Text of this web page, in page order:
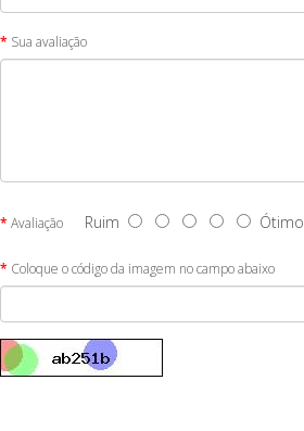
Sua avaliação
Avaliação Ruim Ótimo
Coloque o código da imagem no campo abaixo